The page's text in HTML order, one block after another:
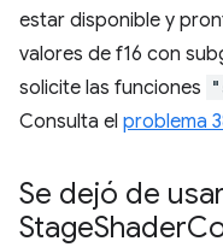
estar disponible y
valores de f16 con
solicite las funciones
Consulta el problema
Se dejó de
StageShader